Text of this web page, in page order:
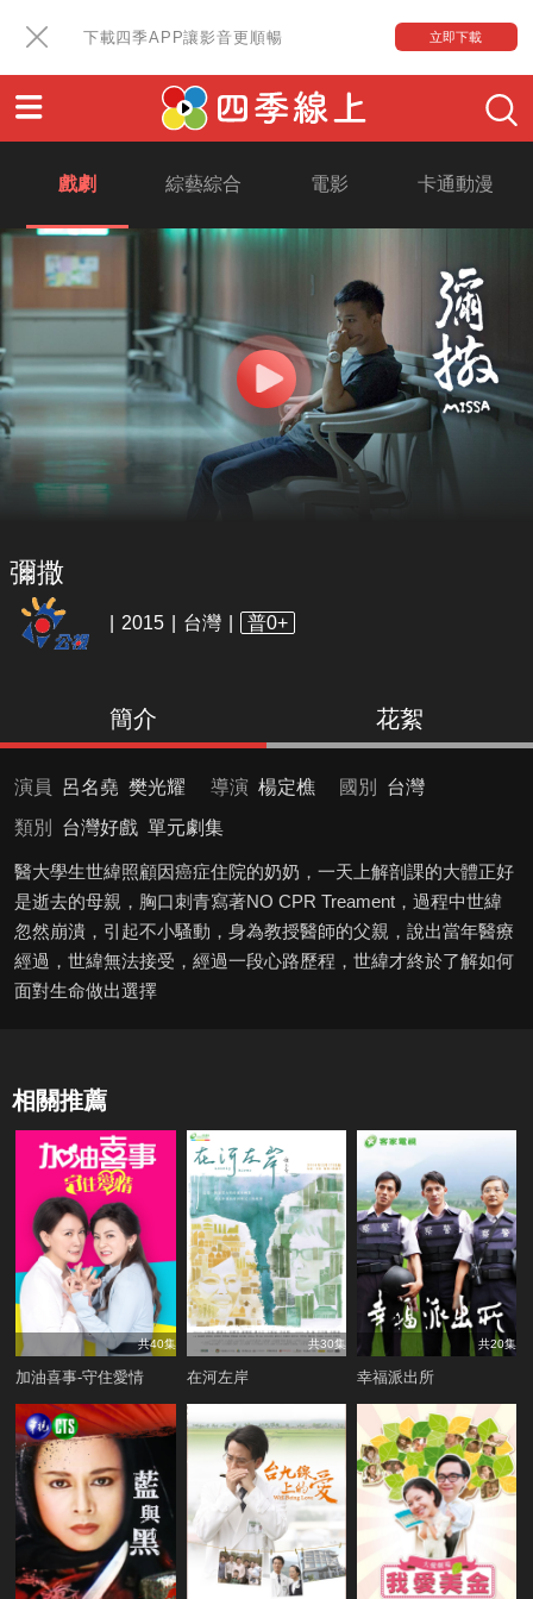
下載四季APP讓影音更順暢 立即下載
戲劇 綜藝綜合 電影 卡通動漫
彌撒
2015 台灣 普0+
簡介 花絮
演員 呂名堯 樊光耀 導演 楊定樵 國別
台灣
類別
台灣好戲 單元劇集
醫大學生世緯照顧因癌症住院的奶奶，一天上解剖課的大體正好
是逝去的母親，胸口刺青寫著NO CPR Treament，過程中世緯
忽然崩潰，引起不小騷動，身為教授醫師的父親，說出當年醫療
經過，世緯無法接受，經過一段心路歷程，世緯才終於了解如何
面對生命做出選擇
相關推薦
共40集
加油喜事-守住愛情
共30集
在河左岸
共20集
幸福派出所